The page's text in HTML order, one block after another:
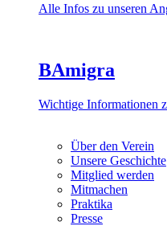
Alle Infos zu unseren
BAmigra
Wichtige Informationen
Über den Verein
Unsere Geschichte
Mitglied werden
Mitmachen
Praktika
Presse